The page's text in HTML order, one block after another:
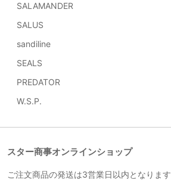
スター商事オンラインショップ
ご注文商品の発送は3営業日以内となります
SALAMANDER
SALUS
sandiline
SEALS
PREDATOR
W.S.P.